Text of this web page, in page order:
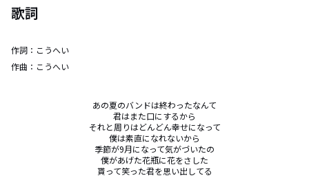
歌詞
作詞： こうへい
作曲： こうへい
あの夏のバンドは終わったなんて
君はまた口にするから
それと周りはどんどん幸せになって
僕は素直になれないから
季節が9月になって気がづいたの
僕があげた花瓶に花をさした
貰って笑った君を思い出してる